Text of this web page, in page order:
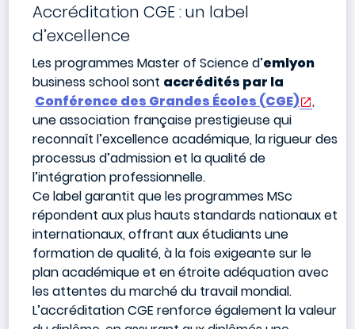
Accréditation CGE : un label
d’excellence
Les programmes Master of Science d’emlyon
business school sont accrédités par la
Conférence des Grandes Écoles (CGE)
,
une association française prestigieuse qui
reconnaît l’excellence académique, la rigueur des
processus d’admission et la qualité de
l’intégration professionnelle.
Ce label garantit que les programmes MSc
répondent aux plus hauts standards nationaux et
internationaux, offrant aux étudiants une
formation de qualité, à la fois exigeante sur le
plan académique et en étroite adéquation avec
les attentes du marché du travail mondial.
L’accréditation CGE renforce également la valeur